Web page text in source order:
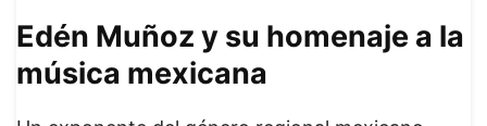
Edén Muñoz y su homenaje a la
música mexicana